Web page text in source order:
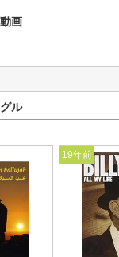
画
ル
19年前